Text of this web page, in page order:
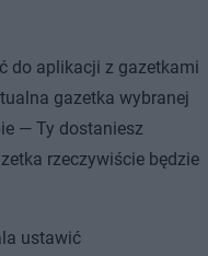
do aplikacji z gazetkami
gazetka wybranej
— Ty dostaniesz
rzeczywiście będzie
ustawić